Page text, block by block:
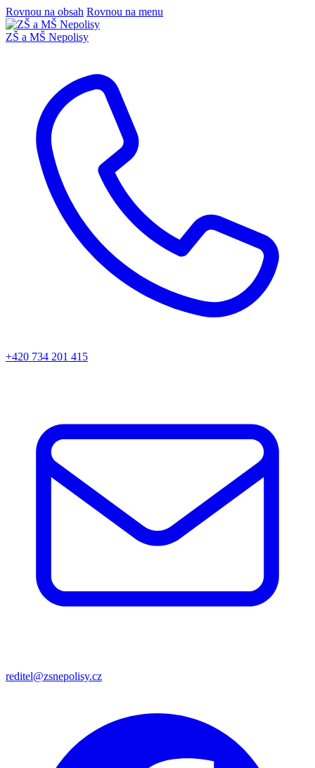
Rovnou na obsah Rovnou na menu
ZŠ a MŠ Nepolisy
+420 734 201 415
reditel@zsnepolisy.cz